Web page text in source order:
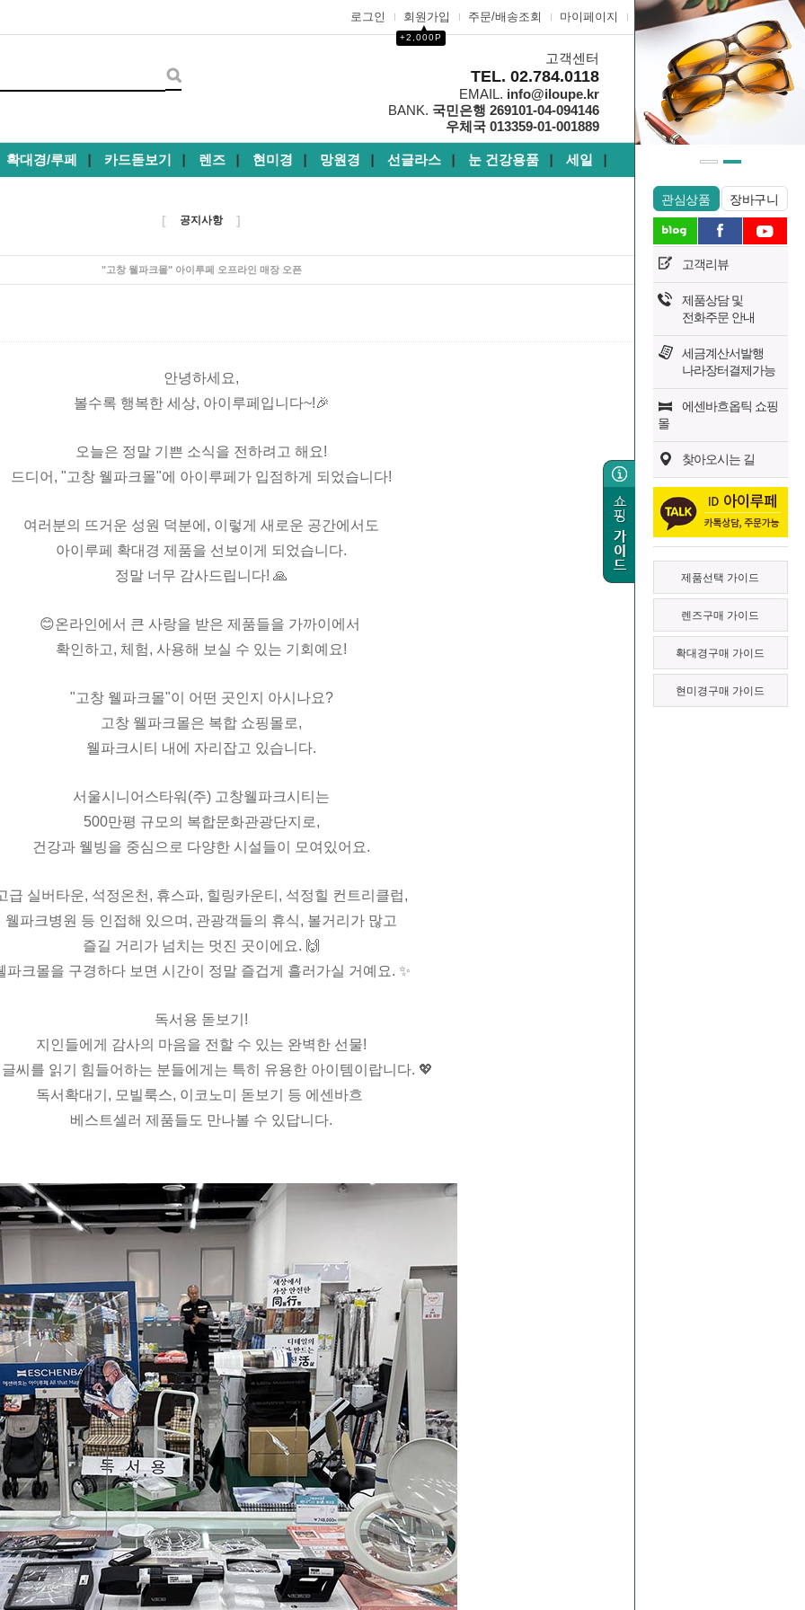
관심상품 장바구니
고객리뷰
제품상담 및
전화주문 안내
세금계산서발행
나라장터결제가능
에센바흐옵틱 쇼핑
몰
찾아오시는 길
제품선택 가이드
렌즈구매 가이드
확대경구매 가이드
현미경구매 가이드
로그인 회원가입
▲
+2,000P
주문/배송조회 마이페이지 고객센터
고객센터
TEL. 02.784.0118
EMAIL. info@iloupe.kr
BANK. 국민은행 269101-04-094146
우체국 013359-01-001889
0
확대경/루페 카드돋보기 렌즈 현미경 망원경 선글라스 눈 건강용품 세일
[ 공지사항 ]
"고창 웰파크몰" 아이루페 오프라인 매장 오픈
1673
안녕하세요,
볼수록 행복한 세상, 아이루페입니다~!🎉
오늘은 정말 기쁜 소식을 전하려고 해요!
드디어, "고창 웰파크몰"에 아이루페가 입점하게 되었습니다!
여러분의 뜨거운 성원 덕분에, 이렇게 새로운 공간에서도
아이루페 확대경 제품을 선보이게 되었습니다.
정말 너무 감사드립니다! 🙏
😊온라인에서 큰 사랑을 받은 제품들을 가까이에서
확인하고, 체험, 사용해 보실 수 있는 기회예요!
"고창 웰파크몰"이 어떤 곳인지 아시나요?
고창 웰파크몰은 복합 쇼핑몰로,
웰파크시티 내에 자리잡고 있습니다.
서울시니어스타워(주) 고창웰파크시티는
500만평 규모의 복합문화관광단지로,
건강과 웰빙을 중심으로 다양한 시설들이 모여있어요.
급 실버타운, 석정온천, 휴스파, 힐링카운티, 석정힐 컨트리클럽,
웰파크병원 등 인접해 있으며, 관광객들의 휴식, 볼거리가 많고
즐길 거리가 넘치는 멋진 곳이에요. 🙌
파크몰을 구경하다 보면 시간이 정말 즐겁게 흘러가실 거예요. ✨
독서용 돋보기!
지인들에게 감사의 마음을 전할 수 있는 완벽한 선물!
씨를 읽기 힘들어하는 분들에게는 특히 유용한 아이템이랍니다. 💖
독서확대기, 모빌룩스, 이코노미 돋보기 등 에센바흐
베스트셀러 제품들도 만나볼 수 있답니다.